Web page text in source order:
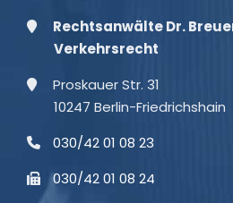
Rechtsanwälte Dr.
Verkehrsrecht
Proskauer Str. 31
10247 Berlin-Friedrichshain
030/42 01 08 23
030/42 01 08 24